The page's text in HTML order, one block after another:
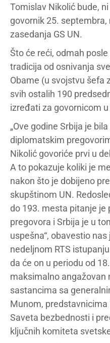
Tomislav Nikolić bude,
govornik 25.
zasedanja GS UN.
Što će reći, odmah
tradicija od osnivanja
Obame (u svojstvu šefa
svih ostalih 190
izređati za govornicom
„Ove godine Srbija je
diplomatskim
Nikolić govoriće prvi u
A to pokazuje koliki je
nakon što je dobijeno
skupštinom UN.
do 193. mesta pitanje
pregovora i Srbija je u
uspešna“, obavestio
nedeljnom RTS
da će on u periodu od
maksimalno angažovan
sastancima sa
Munom,
Saveta bezbednosti i
ključnih komiteta